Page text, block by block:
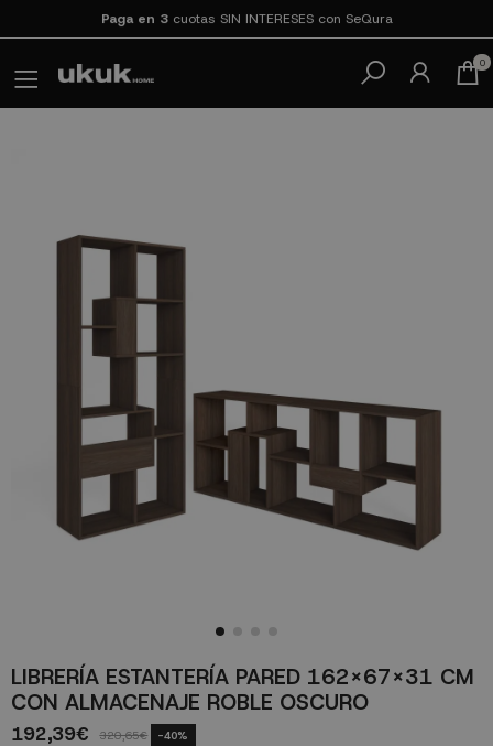
Paga en 3cuotas SIN INTERESES con SeQura
0
LIBRERÍA ESTANTERÍA PARED 162X67X31 CM
CON ALMACENAJE ROBLE OSCURO
192,39€ 320,65€ -40%